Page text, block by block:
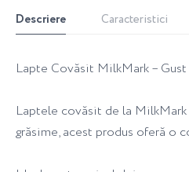
Descriere Caracteristici
Lapte Covăsit MilkMark –
Laptele covăsit de la
grăsime, acest produs oferă o